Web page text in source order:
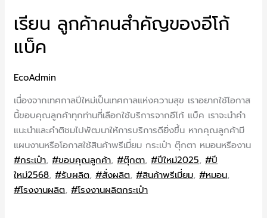
เรียน ลูกค้าคนสำคัญของอีโก้
แบ็ค
EcoAdmin
เนื่องจากเทศกาลปีใหม่เป็นเทศกาลแห่งความสุข เราอยากใช้โอกาส
นี้ขอบคุณลูกค้าทุกท่านที่เลือกใช้บริการจากอีโก้ แบ็ค เราจะนำคำ
แนะนำและคำติชมไปพัฒนาให้การบริการดียิ่งขึ้น หากคุณลูกค้ามี
แผนงานหรือโอกาสใช้สินค้าพรีเมี่ยม กระเป๋า ตุ๊กตา หมอนหรืองาน
#กระเป๋า,#ขอบคุณลูกค้า,#ตุ๊กตา,#ปีใหม่2025,#ปี
ใหม่2568,#รับผลิต,#สั่งผลิต,#สินค้าพรีเมี่ยม,#หมอน,
#โรงงานผลิต,#โรงงานผลิตกระเป๋า